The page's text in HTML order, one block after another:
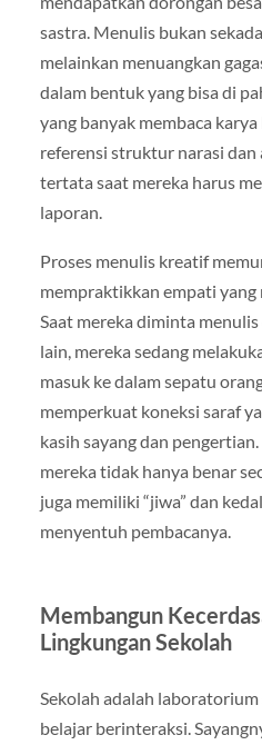
sastra. Menulis bukan
melainkan menuangkan
dalam bentuk yang bisa di
yang banyak membaca
referensi struktur narasi dan
tertata saat mereka harus
laporan.
Proses menulis kreatif
mempraktikkan empati yang
Saat mereka diminta
lain, mereka sedang
masuk ke dalam sepatu
memperkuat koneksi saraf
kasih sayang dan
mereka tidak hanya benar
juga memiliki “jiwa” dan
menyentuh pembacanya.
Membangun
Lingkungan Sekolah
Sekolah adalah
belajar berinteraksi.